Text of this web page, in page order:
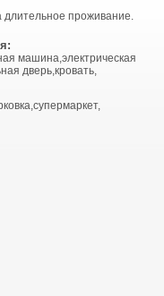
длительное проживание.
машина,электрическая
дверь,кровать,